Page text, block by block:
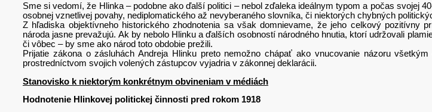
Sme si vedomí, že Hlinka – podobne ako ďalší politici – nebol zďaleka ideálnym typom a počas svojej
osobnej vznetlivej povahy, nediplomatického až nevyberaného slovníka, či niektorých chybných
Z hľadiska objektívneho historického zhodnotenia sa však domnievame, že jeho celkový pozitívny
národa jasne prevažujú. Ak by nebolo Hlinku a ďalších osobností národného hnutia, ktorí udržovali
či vôbec – by sme ako národ toto obdobie prežili.
Prijatie zákona o zásluhách Andreja Hlinku preto nemožno chápať ako vnucovanie názoru
prostredníctvom svojich volených zástupcov vyjadria v zákonnej deklarácii.
Stanovisko k niektorým konkrétnym obvineniam v médiách
Hodnotenie Hlinkovej politickej činnosti pred rokom 1918